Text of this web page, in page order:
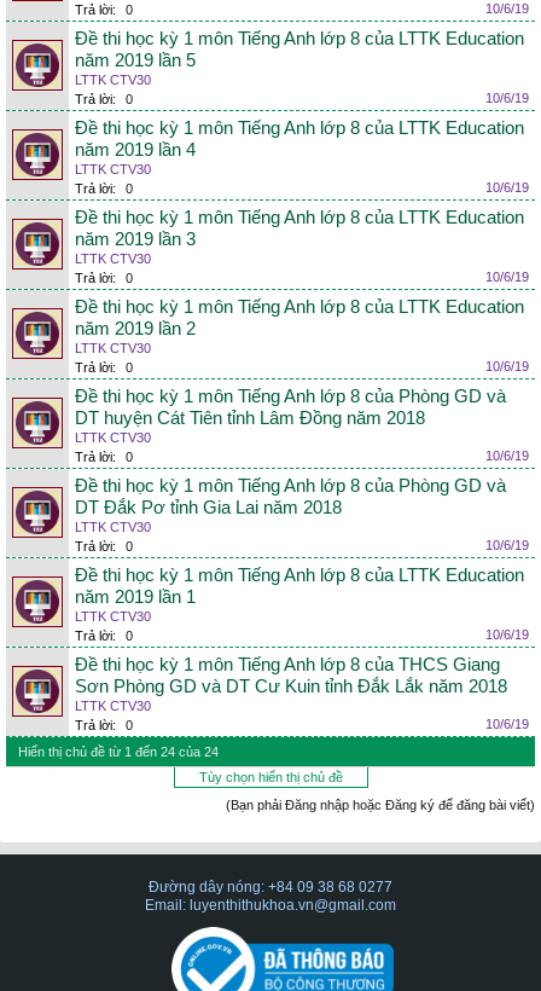
Trả lời:
0 10/6/19
Đề thi học kỳ 1 môn Tiếng Anh lớp 8 của LTTK Education
năm 2019 lần 5
LTTK CTV30
Trả lời:
0 10/6/19
Đề thi học kỳ 1 môn Tiếng Anh lớp 8 của LTTK Education
năm 2019 lần 4
LTTK CTV30
Trả lời:
0 10/6/19
Đề thi học kỳ 1 môn Tiếng Anh lớp 8 của LTTK Education
năm 2019 lần 3
LTTK CTV30
Trả lời:
0 10/6/19
Đề thi học kỳ 1 môn Tiếng Anh lớp 8 của LTTK Education
năm 2019 lần 2
LTTK CTV30
Trả lời:
0 10/6/19
Đề thi học kỳ 1 môn Tiếng Anh lớp 8 của Phòng GD và
DT huyện Cát Tiên tỉnh Lâm Đồng năm 2018
LTTK CTV30
Trả lời:
0 10/6/19
Đề thi học kỳ 1 môn Tiếng Anh lớp 8 của Phòng GD và
DT Đắk Pơ tỉnh Gia Lai năm 2018
LTTK CTV30
Trả lời:
0 10/6/19
Đề thi học kỳ 1 môn Tiếng Anh lớp 8 của LTTK Education
năm 2019 lần 1
LTTK CTV30
Trả lời:
0 10/6/19
Đề thi học kỳ 1 môn Tiếng Anh lớp 8 của THCS Giang
Sơn Phòng GD và DT Cư Kuin tỉnh Đắk Lắk năm 2018
LTTK CTV30
Trả lời:
0
10/6/19
Hiển thị chủ đề từ 1 đến 24 của 24
Tùy chọn hiển thị chủ đề
(Bạn phải Đăng nhập hoặc Đăng ký để đăng bài viết)
Đường dây nóng: +84 09 38 68 0277
Email: luyenthithukhoa.vn@gmail.com